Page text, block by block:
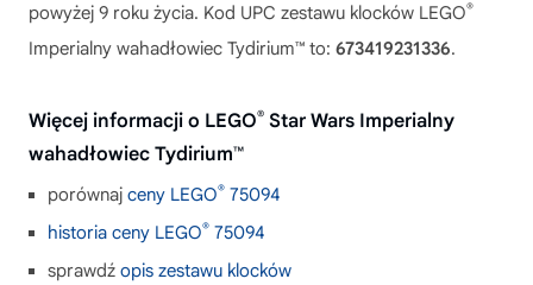
powyżej 9 roku życia. Kod UPC zestawu klocków LEGO®
Imperialny wahadłowiec Tydirium™ to: 673419231336.
Więcej informacji o LEGO® Star Wars Imperialny
wahadłowiec Tydirium™
porównaj ceny LEGO® 75094
historia ceny LEGO® 75094
sprawdź opis zestawu klocków